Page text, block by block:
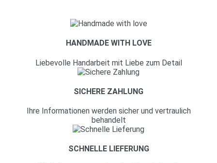
HANDMADE WITH LOVE
Liebevolle Handarbeit mit Liebe zum Detail
SICHERE ZAHLUNG
Ihre Informationen werden sicher und vertraulich
behandelt
SCHNELLE LIEFERUNG